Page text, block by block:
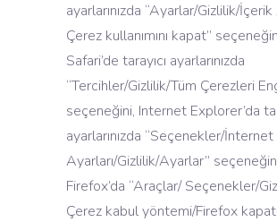
ayarlarınızda “Ayarlar/Gizlilik/
Çerez kullanımını kapat”
Safari’de tarayıcı ayarlarınızda
“Tercihler/Gizlilik/Tüm Çerezleri
seçeneğini, Internet Explorer’da
ayarlarınızda “Seçenekler/İnternet
Ayarları/Gizlilik/Ayarlar”
Firefox’da “Araçlar/ Seçenekler/
Çerez kabul yöntemi/Firefox